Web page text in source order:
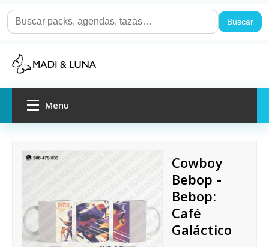
Buscar
Menu
Por ocasión
Agendas y cuadernos
Cowboy
Bebop -
Bebop:
Café
Galáctico